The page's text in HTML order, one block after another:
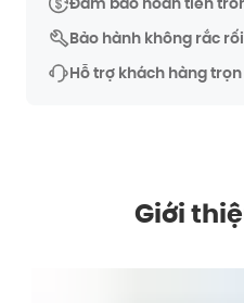
Bảo hành không rắc rối
Hỗ trợ khách hàng
Giới